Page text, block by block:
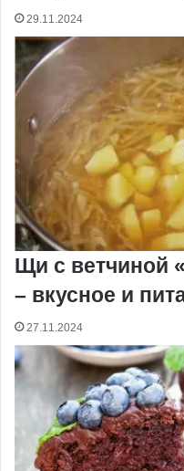
29.11.2024
Щи с ветчиной
– вкусное и
27.11.2024